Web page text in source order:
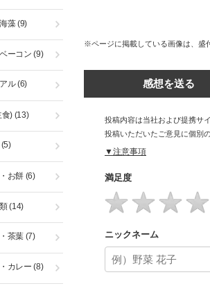
※ページに掲載している画像は、盛
感想を送る
投稿内容は当社および提携サ
投稿いただいたご意見に個別
▼注意事項
満足度
ニックネーム
藻(9)
ーコン (9)
ル(6)
食) (13)
(5)
お餅 (6)
(14)
茶葉 (7)
カレー (8)